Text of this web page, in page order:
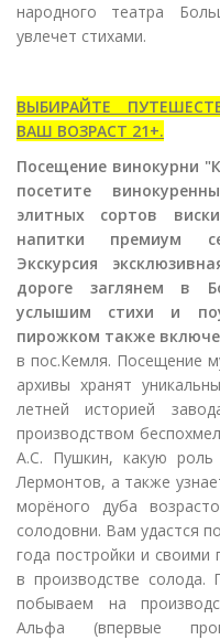
народного театра
увлечет стихами.
ВЫБИРАЙТЕ
ВАШ ВОЗРАСТ 21+.
Посещение винокурни
посетите
элитных сортов виски
напитки премиум
Экскурсия
дороге заглянем в
услышим стихи и
пирожком также
в пос.Кемля. Посещение
архивы хранят
летней историей
производством
А.С. Пушкин, какую
Лермонтов, а также
морёного дуба
солодовни. Вам удастся
года постройки и своими
в производстве
побываем на
Альфа (впервые